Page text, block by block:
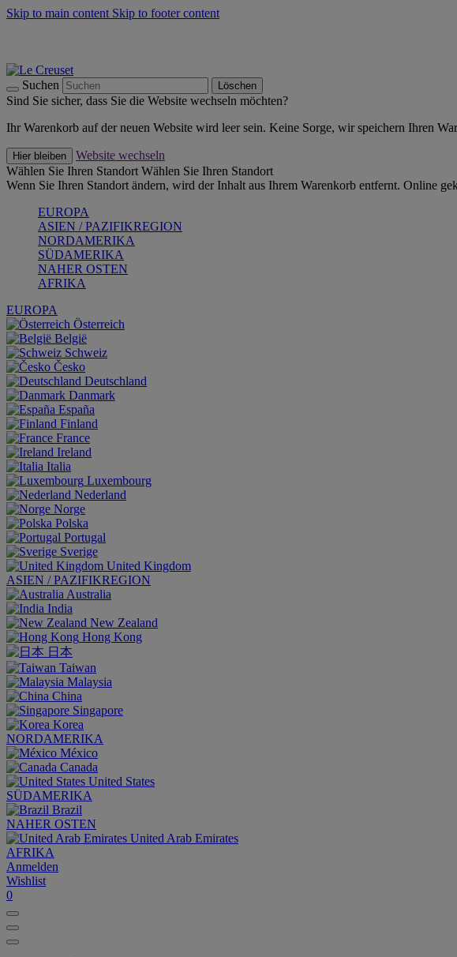
Skip to main content Skip to footer content
Suchen Löschen
Sind Sie sicher, dass Sie die Website wechseln möchten?
Ihr Warenkorb auf der neuen Website wird leer sein. Keine Sorge, wir speichern Ihren
Hier bleiben
Website wechseln
Wählen Sie Ihren Standort Wählen Sie Ihren Standort
Wenn Sie Ihren Standort ändern, wird der Inhalt aus Ihrem Warenkorb entfernt. Online
EUROPA
ASIEN / PAZIFIKREGION
NORDAMERIKA
SÜDAMERIKA
NAHER OSTEN
AFRIKA
EUROPA
Österreich
België
Schweiz
Česko
Deutschland
Danmark
España
Finland
France
Ireland
Italia
Luxembourg
Nederland
Norge
Polska
Portugal
Sverige
United Kingdom
ASIEN / PAZIFIKREGION
Australia
India
New Zealand
Hong Kong
日本
Taiwan
Malaysia
China
Singapore
Korea
NORDAMERIKA
México
Canada
United States
SÜDAMERIKA
Brazil
NAHER OSTEN
United Arab Emirates
AFRIKA
Anmelden
Wishlist
0